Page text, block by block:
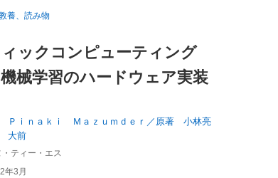
養、読み物
ックコンピューティング
械学習のハードウェア実装
Ｐｉｎａｋｉ Ｍａｚｕｍｄｅｒ／原著 小林亮
大前
・ティー・エス
年3月